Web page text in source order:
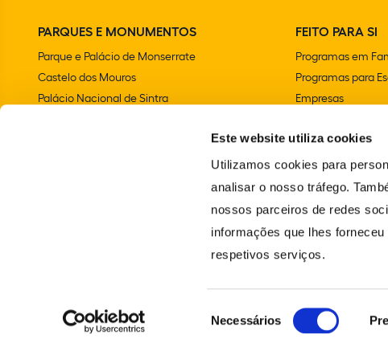
Este website utiliza cookies
Utilizamos cookies para
analisar o nosso tráfego.
nossos parceiros de redes
informações que lhes
respetivos serviços.
Necessários
PARQUES E MONUMENTOS
Parque e Palácio de Monserrate
Castelo dos Mouros
Palácio Nacional de Sintra
Chalet e Jardim da Condessa d'Edla
FEITO PARA SI
Programas em
Programas para
Empresas
© 2024 PARQUES DE SINTRA – MONTE DA LUA. TODOS OS DIREITOS